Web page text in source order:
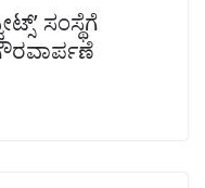
ಸಂಸ್ಥೆಗೆ